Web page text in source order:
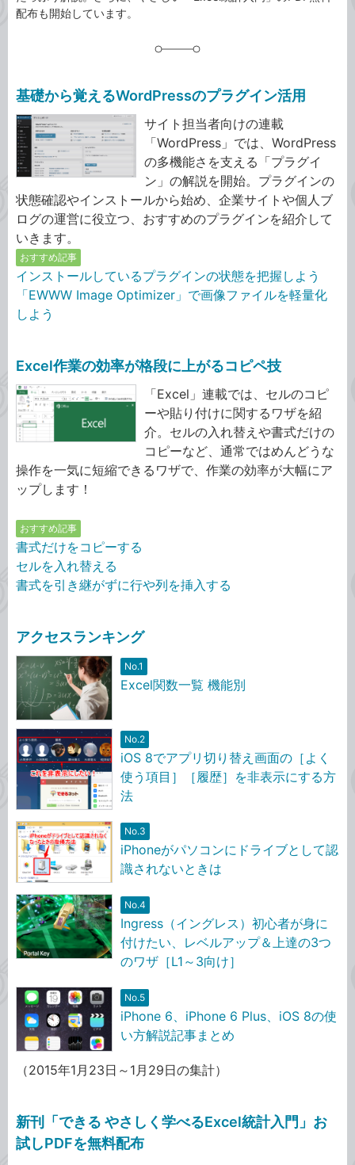
配布も開始しています。
基礎から覚えるWordPressのプラグイン活用
サイト担当者向けの連載
「WordPress」では、WordPress
の多機能さを支える「プラグイ
ン」の解説を開始。プラグインの
状態確認やインストールから始め、企業サイトや個人ブ
ログの運営に役立つ、おすすめのプラグインを紹介して
いきます。
おすすめ記事
インストールしているプラグインの状態を把握しよう
「EWWW Image Optimizer」で画像ファイルを軽量化
しよう
Excel作業の効率が格段に上がるコピペ技
「Excel」連載では、セルのコピ
ーや貼り付けに関するワザを紹
介。セルの入れ替えや書式だけの
コピーなど、通常ではめんどうな
操作を一気に短縮できるワザで、作業の効率が大幅にア
ップします！
おすすめ記事
書式だけをコピーする
セルを入れ替える
書式を引き継がずに行や列を挿入する
アクセスランキング
No.1
Excel関数一覧 機能別
No.2
iOS 8でアプリ切り替え画面の［よく
使う項目］［履歴］を非表示にする方
法
No.3
iPhoneがパソコンにドライブとして認
識されないときは
No.4
Ingress（イングレス）初心者が身に
付けたい、レベルアップ＆上達の3つ
のワザ［L1～3向け］
No.5
iPhone 6、iPhone 6 Plus、iOS 8の使
い方解説記事まとめ
（2015年1月23日～1月29日の集計）
新刊「できる やさしく学べるExcel統計入門」お
試しPDFを無料配布